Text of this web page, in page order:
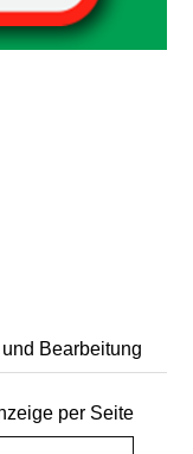
Bearbeitung
per Seite